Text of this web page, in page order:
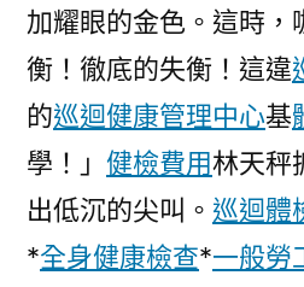
加耀眼的金色。這時，
衡！徹底的失衡！這違
的巡迴健康管理中心基
學！」 健檢費用林天秤
出低沉的尖叫。 巡迴體
*全身健康檢查*一般勞